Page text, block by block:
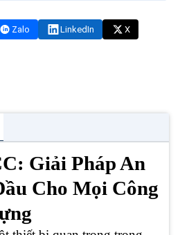
Zalo LinkedIn
X
Giải Pháp An
Cho Mọi Công